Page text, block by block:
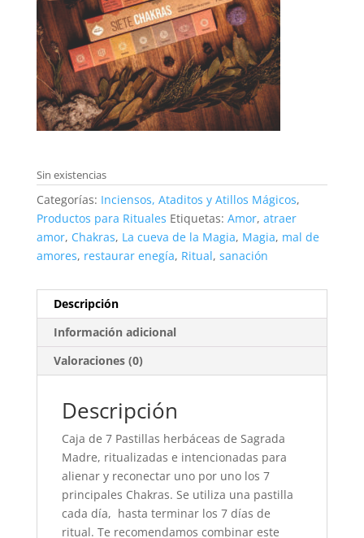
Sin existencias
Categorías: Inciensos, Ataditos y Atillos Mágicos,
Productos para Rituales Etiquetas: Amor, atraer
amor, Chakras, La cueva de la Magia, Magia, mal de
amores, restaurar enegía, Ritual, sanación
Descripción
Información adicional
Valoraciones (0)
Descripción
Caja de 7 Pastillas herbáceas de Sagrada
Madre, ritualizadas e intencionadas para
alienar y reconectar uno por uno los 7
principales Chakras. Se utiliza una pastilla
cada día, hasta terminar los 7 días de
ritual. Te recomendamos combinar este